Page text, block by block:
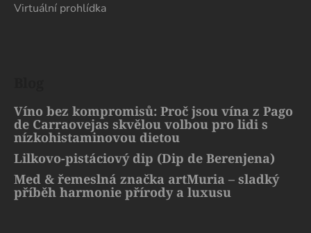
Virtuální prohlídka
Víno bez kompromisů: Proč jsou vína z Pago
de Carraovejas skvělou volbou pro lidi s
nízkohistaminovou dietou
Lilkovo-pistáciový dip (Dip de Berenjena)
Med & řemeslná značka artMuria – sladký
příběh harmonie přírody a luxusu